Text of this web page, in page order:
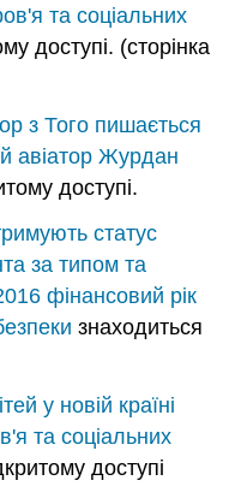
та соціальних
доступі. (сторінка
з Того пишається
авіатор Журдан
доступі.
статус
за типом та
фінансовий рік
знаходиться
у новій країні
та соціальних
доступі